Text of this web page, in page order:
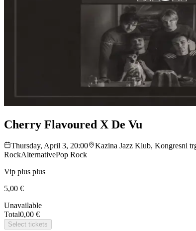
Cherry Flavoured X De Vu
Thursday, April 3, 20:00 Kazina Jazz Klub, Kongresni
RockAlternativePop Rock
Vip plus plus
5,00 €
Unavailable
Total0,00 €
Select tickets